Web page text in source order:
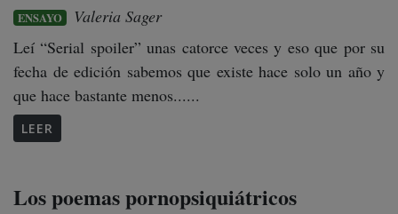
ENSAYO
Valeria Sager
Leí “Serial spoiler” unas catorce veces y eso que por su
fecha de edición sabemos que existe hace solo un año y
que hace bastante menos......
LEER
Los poemas pornopsiquiátricos